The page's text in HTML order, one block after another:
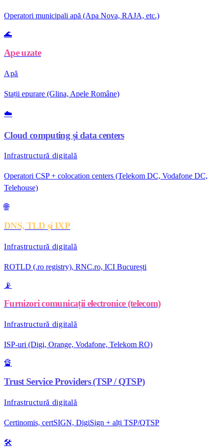
Operatori municipali apă (Apa Nova, RAJA, etc.)
🌊
Ape uzate
Apă
Stații epurare (Glina, Apele Române)
☁️
Cloud computing și data centers
Infrastructură digitală
Operatori CSP + colocation centers (Telekom DC, Vodafone DC,
Telehouse)
🌐
DNS, TLD și IXP
Infrastructură digitală
ROTLD (.ro registry), RNC.ro, ICI București
📡
Furnizori comunicații electronice (telecom)
Infrastructură digitală
ISP-uri (Digi, Orange, Vodafone, Telekom RO)
🔏
Trust Service Providers (TSP / QTSP)
Infrastructură digitală
Certinomis, certSIGN, DigiSign + alți TSP/QTSP
🛠️